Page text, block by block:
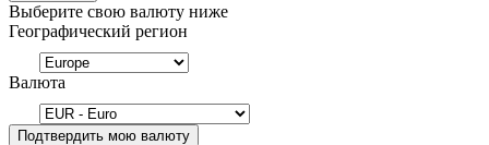
Выберите свою валюту ниже
Географический регион
Валюта
Подтвердить мою валюту